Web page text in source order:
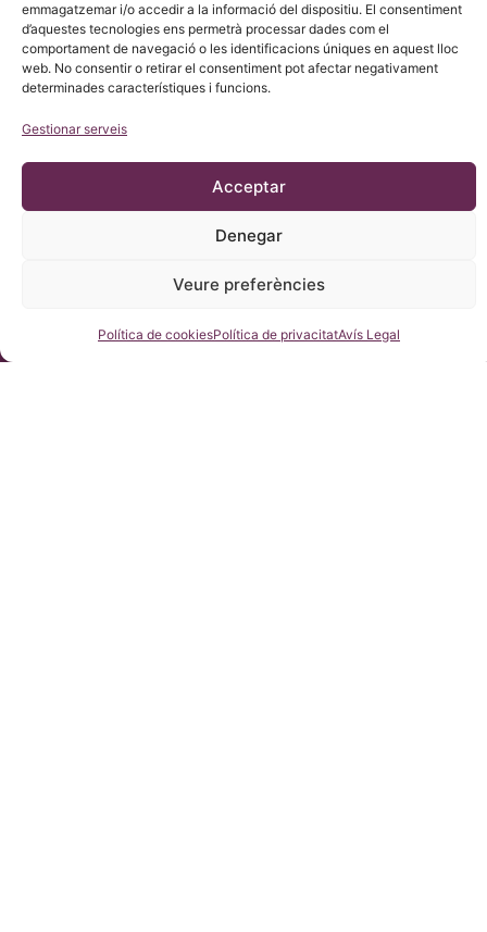
emmagatzemar i/o accedir a la informació del dispositiu. El consentiment
d’aquestes tecnologies ens permetrà processar dades com el
comportament de navegació o les identificacions úniques en aquest lloc
web. No consentir o retirar el consentiment pot afectar negativament
determinades característiques i funcions.
Gestionar serveis
Acceptar
Denegar
Veure preferències
Política de cookiesPolítica de privacitatAvís Legal
L’Institut Chiari & Siringomielia & Escoliosis de Barcelona (ICSEB)
(RGPD).
El contingut d’aquesta web és una traducció no oficial del text
original de la web en CASTELLÀ, per cortesia de l’Institut Chiari
& Siringomielia & Escoliosis de Barcelona amb el propòsit de
Consulteu-nos